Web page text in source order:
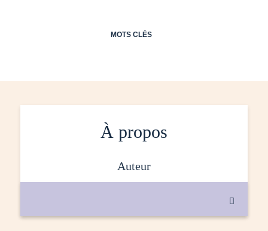
MOTS CLÉS
À propos
auteur
